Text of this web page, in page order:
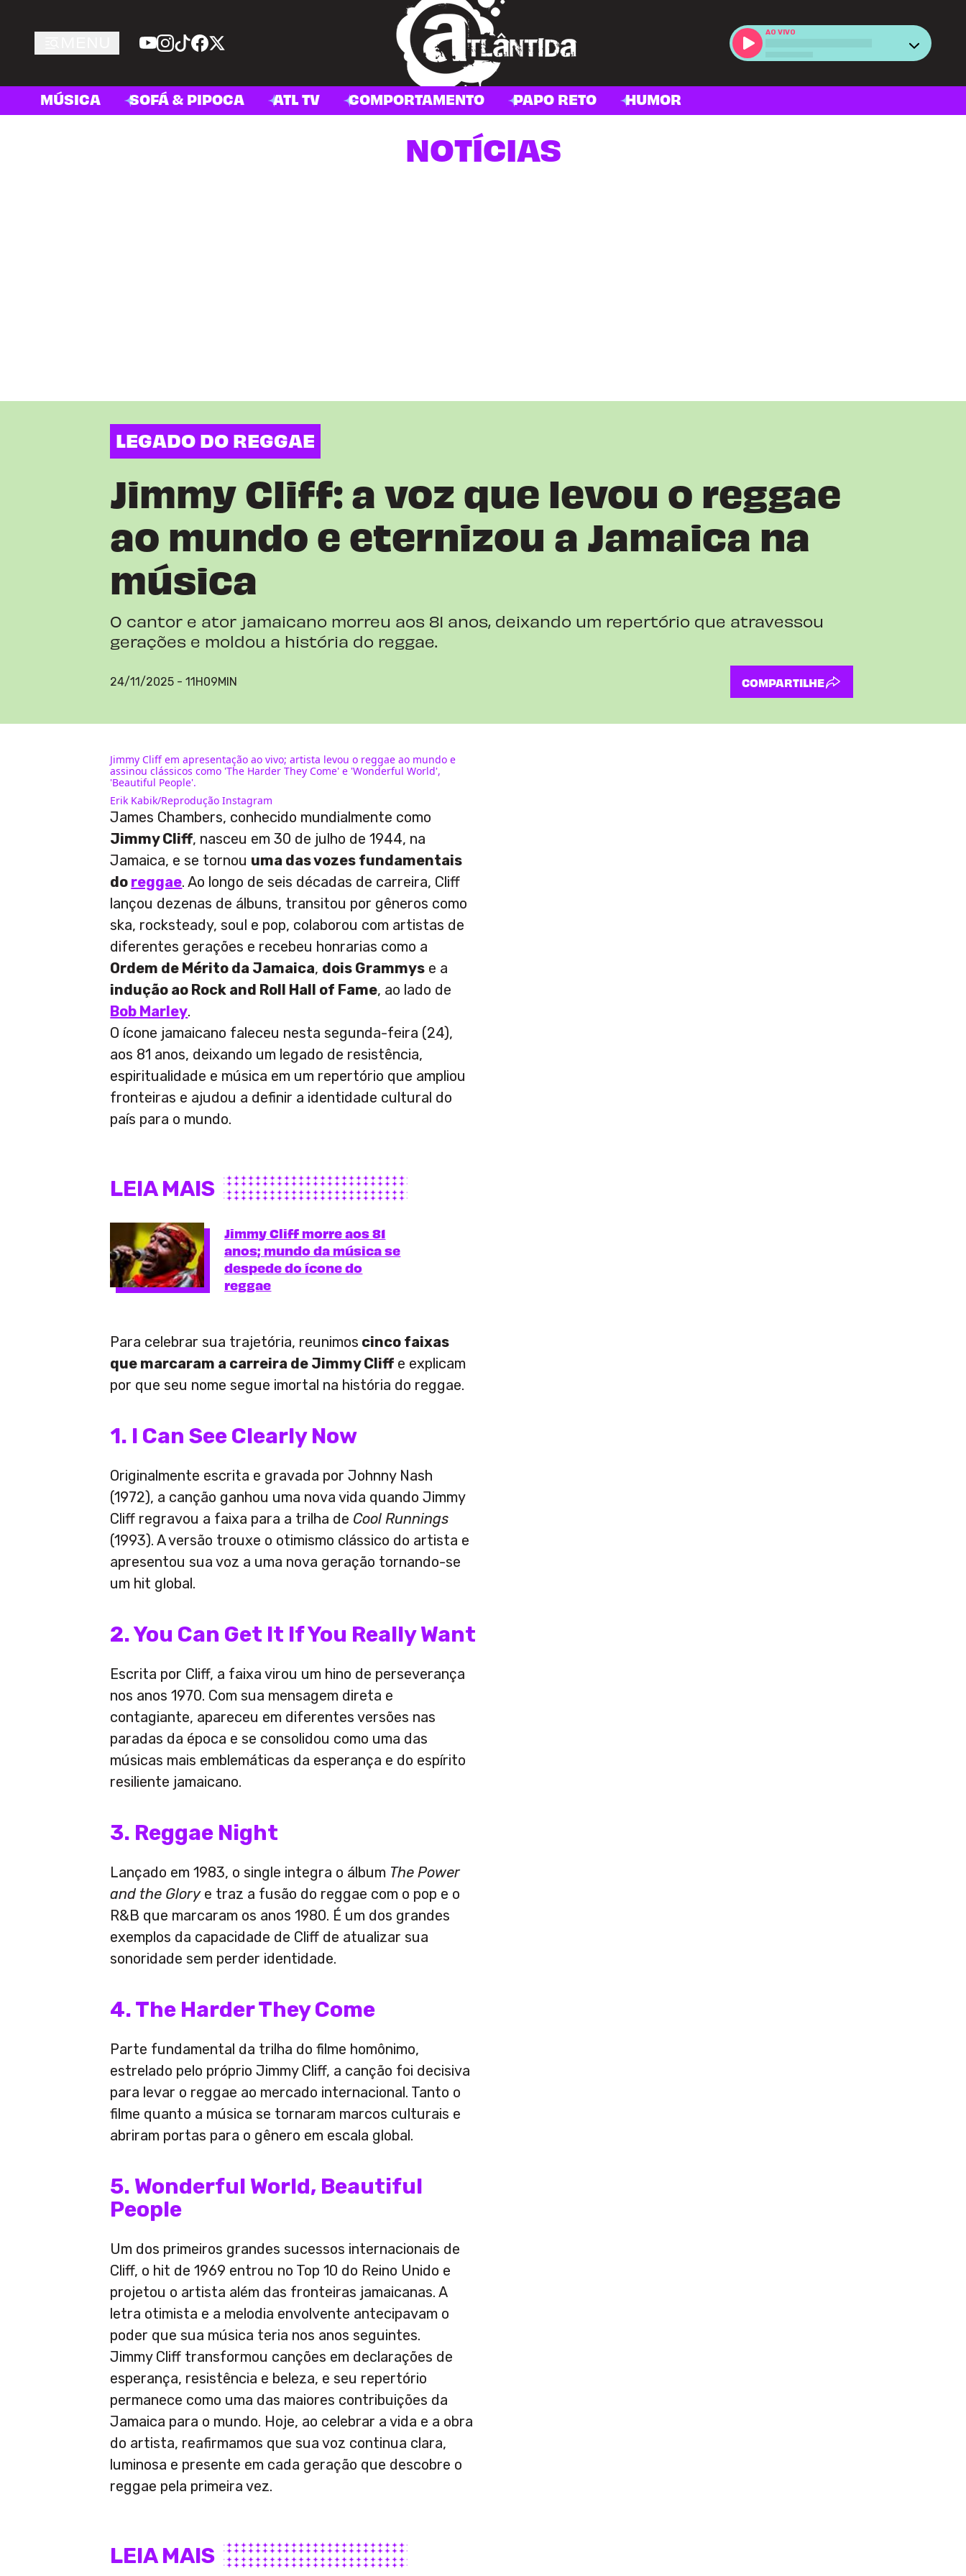
AO VIVO
MÚSICA SOFÁ & PIPOCA ATL TV COMPORTAMENTO PAPO RETO HUMOR
NOTÍCIAS
LEGADO DO REGGAE
Jimmy Cliff: a voz que levou o reggae
ao mundo e eternizou a Jamaica na
música
O cantor e ator jamaicano morreu aos 81 anos, deixando um repertório que atravessou
gerações e moldou a história do reggae.
24/11/2025 - 11H09MIN COMPARTILHE
Jimmy Cliff em apresentação ao vivo; artista levou o reggae ao mundo e
assinou clássicos como 'The Harder They Come' e 'Wonderful World',
'Beautiful People'.
Erik Kabik/Reprodução Instagram
James Chambers, conhecido mundialmente como
Jimmy Cliff, nasceu em 30 de julho de 1944, na
Jamaica, e se tornou uma das vozes fundamentais
do reggae. Ao longo de seis décadas de carreira, Cliff
lançou dezenas de álbuns, transitou por gêneros como
ska, rocksteady, soul e pop, colaborou com artistas de
diferentes gerações e recebeu honrarias como a
Ordem de Mérito da Jamaica, dois Grammys e a
indução ao Rock and Roll Hall of Fame, ao lado de
Bob Marley.
O ícone jamaicano faleceu nesta segunda-feira (24),
aos 81 anos, deixando um legado de resistência,
espiritualidade e música em um repertório que ampliou
fronteiras e ajudou a definir a identidade cultural do
país para o mundo.
LEIA MAIS
Jimmy Cliff morre aos 81
anos; mundo da música se
despede do ícone do
reggae
Para celebrar sua trajetória, reunimos cinco faixas
que marcaram a carreira de Jimmy Cliff e explicam
por que seu nome segue imortal na história do reggae.
1. I Can See Clearly Now
Originalmente escrita e gravada por Johnny Nash
(1972), a canção ganhou uma nova vida quando Jimmy
Cliff regravou a faixa para a trilha de Cool Runnings
(1993). A versão trouxe o otimismo clássico do artista e
apresentou sua voz a uma nova geração tornando-se
um hit global.
2. You Can Get It If You Really Want
Escrita por Cliff, a faixa virou um hino de perseverança
nos anos 1970. Com sua mensagem direta e
contagiante, apareceu em diferentes versões nas
paradas da época e se consolidou como uma das
músicas mais emblemáticas da esperança e do espírito
resiliente jamaicano.
3. Reggae Night
Lançado em 1983, o single integra o álbum The Power
and the Glorye traz a fusão do reggae com o pop e o
R&B que marcaram os anos 1980. É um dos grandes
exemplos da capacidade de Cliff de atualizar sua
sonoridade sem perder identidade.
4. The Harder They Come
Parte fundamental da trilha do filme homônimo,
estrelado pelo próprio Jimmy Cliff, a canção foi decisiva
para levar o reggae ao mercado internacional. Tanto o
filme quanto a música se tornaram marcos culturais e
abriram portas para o gênero em escala global.
5. Wonderful World, Beautiful
People
Um dos primeiros grandes sucessos internacionais de
Cliff, o hit de 1969 entrou no Top 10 do Reino Unido e
projetou o artista além das fronteiras jamaicanas. A
letra otimista e a melodia envolvente antecipavam o
poder que sua música teria nos anos seguintes.
Jimmy Cliff transformou canções em declarações de
esperança, resistência e beleza, e seu repertório
permanece como uma das maiores contribuições da
Jamaica para o mundo. Hoje, ao celebrar a vida e a obra
do artista, reafirmamos que sua voz continua clara,
luminosa e presente em cada geração que descobre o
reggae pela primeira vez.
LEIA MAIS